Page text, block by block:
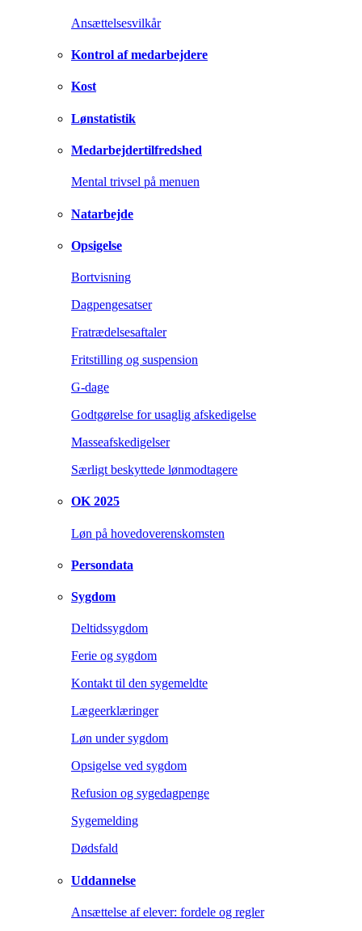
Ansættelsesvilkår
Kontrol af medarbejdere
Kost
Lønstatistik
Medarbejdertilfredshed
Mental trivsel på menuen
Natarbejde
Opsigelse
Bortvisning
Dagpengesatser
Fratrædelsesaftaler
Fritstilling og suspension
G-dage
Godtgørelse for usaglig afskedigelse
Masseafskedigelser
Særligt beskyttede lønmodtagere
OK 2025
Løn på hovedoverenskomsten
Persondata
Sygdom
Deltidssygdom
Ferie og sygdom
Kontakt til den sygemeldte
Lægeerklæringer
Løn under sygdom
Opsigelse ved sygdom
Refusion og sygedagpenge
Sygemelding
Dødsfald
Uddannelse
Ansættelse af elever: fordele og regler